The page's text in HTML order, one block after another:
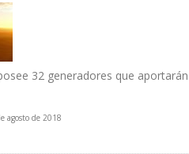
32 generadores que
agosto de 2018